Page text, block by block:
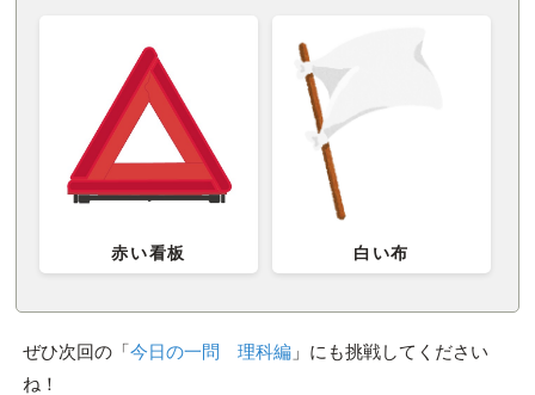
赤い看板 白い布
ぜひ次回の「今日の一問 理科編」にも挑戦してください
ね！